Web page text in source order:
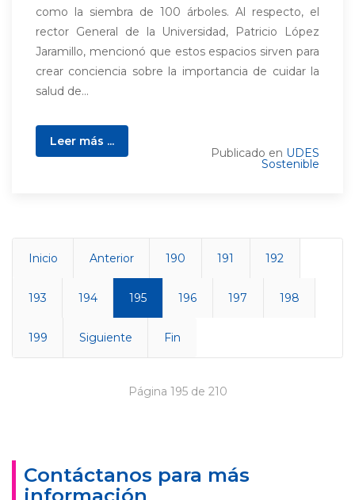
como la siembra de 100 árboles. Al respecto, el
rector General de la Universidad, Patricio López
Jaramillo, mencionó que estos espacios sirven para
crear conciencia sobre la importancia de cuidar la
salud de...
Leer más ...
Publicado en UDES
Sostenible
Inicio Anterior 190 191 192
193 194 195 196 197 198
199 Siguiente Fin
Página 195 de 210
Contáctanos para más
información